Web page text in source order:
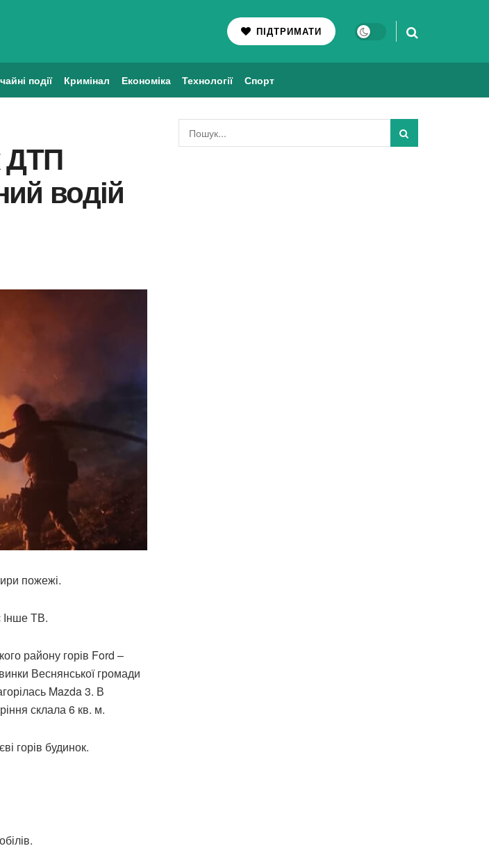
ПІДТРИМАТИ
події Кримінал Економіка Технології Спорт
ДТП
водій
пожежі.
Інше ТВ.
району горів Ford –
Веснянської громади
Mazda 3. В
склала 6 кв. м.
горів будинок.